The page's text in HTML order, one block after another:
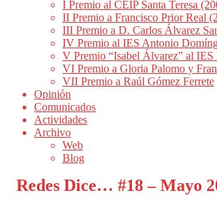
I Premio al CEIP Santa Teresa
II Premio a Francisco Prior Real
III Premio a D. Carlos Álvarez
IV Premio al IES Antonio
V Premio “Isabel Álvarez” al IES
VI Premio a Gloria Palomo y
VII Premio a Raúl Gómez Ferrete
Opinión
Comunicados
Actividades
Archivo
Web
Blog
Redes Dice… #18 – Mayo